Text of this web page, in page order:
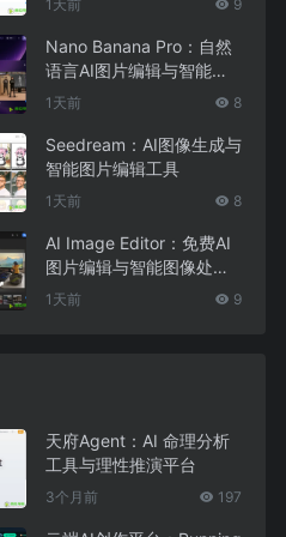
1天前 9
Nano Banana Pro：自然
语言AI图片编辑与智能图
像处理工具
1天前 8
Seedream：AI图像生成与
智能图片编辑工具
1天前 8
AI Image Editor：免费AI
图片编辑与智能图像处理
工具
1天前 9
天府Agent：AI 命理分析
工具与理性推演平台
3个月前 197